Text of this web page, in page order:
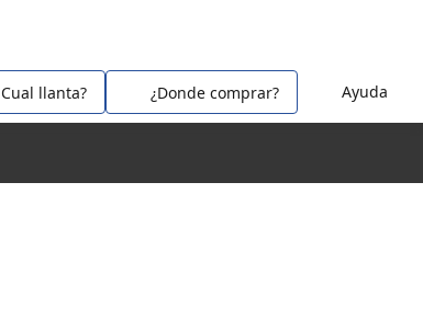
Ayuda
Cual llanta? ¿Donde comprar?